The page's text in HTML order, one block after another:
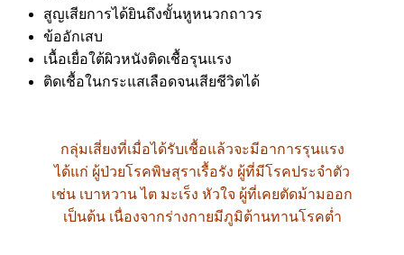
สูญเสียการได้ยินถึงขั้นหูหนวกถาวร
ข้ออักเสบ
เนื้อเยื่อใต้ผิวหนังติดเชื้อรุนแรง
ติดเชื้อในกระแสเลือดจนเสียชีวิตได้
กลุ่มเสี่ยงที่เมื่อได้รับเชื้อแล้วจะมีอาการรุนแรง
ได้แก่ ผู้ป่วยโรคพิษสุราเรื้อรัง ผู้ที่มีโรคประจำตัว
เช่น เบาหวาน ไต มะเร็ง หัวใจ ผู้ที่เคยตัดม้ามออก
เป็นต้น เนื่องจากร่างกายมีภูมิต้านทานโรคต่ำ